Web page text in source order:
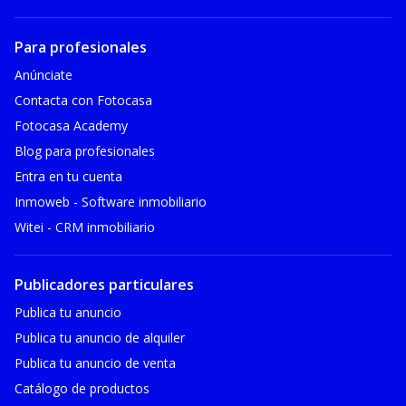
Para profesionales
Anúnciate
Contacta con Fotocasa
Fotocasa Academy
Blog para profesionales
Entra en tu cuenta
Inmoweb - Software inmobiliario
Witei - CRM inmobiliario
Publicadores particulares
Publica tu anuncio
Publica tu anuncio de alquiler
Publica tu anuncio de venta
Catálogo de productos